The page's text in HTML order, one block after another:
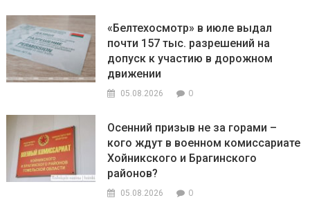
«Белтехосмотр» в июле выдал
почти 157 тыс. разрешений на
допуск к участию в дорожном
движении
05.08.2026 0
Осенний призыв не за горами –
кого ждут в военном комиссариате
Хойникского и Брагинского
районов?
05.08.2026 0